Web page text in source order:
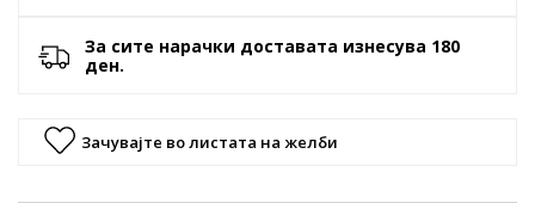
За сите нарачки доставата изнесува 180
ден.
Зачувајте во листата на желби